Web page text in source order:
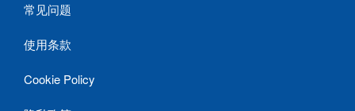
常见问题
使用条款
Cookie Policy